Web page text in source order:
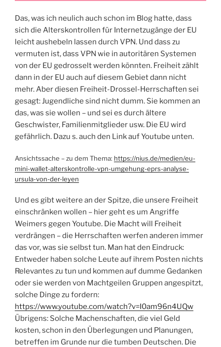
Das, was ich neulich auch schon im Blog hatte, dass
sich die Alterskontrollen für Internetzugänge der EU
leicht aushebeln lassen durch VPN. Und dass zu
vermuten ist, dass VPN wie in autoritären Systemen
von der EU gedrosselt werden könnten. Freiheit zählt
dann in der EU auch auf diesem Gebiet dann nicht
mehr. Aber diesen Freiheit-Drossel-Herrschaften sei
gesagt: Jugendliche sind nicht dumm. Sie kommen an
das, was sie wollen – und sei es durch ältere
Geschwister, Familienmitglieder usw. Die EU wird
gefährlich. Dazu s. auch den Link auf Youtube unten.
Ansichtssache – zu dem Thema: https://nius.de/medien/eu-
mini-wallet-alterskontrolle-vpn-umgehung-eprs-analyse-
ursula-von-der-leyen
Und es gibt weitere an der Spitze, die unsere Freiheit
einschränken wollen – hier geht es um Angriffe
Weimers gegen Youtube. Die Macht will Freiheit
verdrängen – die Herrschaften werfen anderen immer
das vor, was sie selbst tun. Man hat den Eindruck:
Entweder haben solche Leute auf ihrem Posten nichts
Relevantes zu tun und kommen auf dumme Gedanken
oder sie werden von Machtgeilen Gruppen angespitzt,
solche Dinge zu fordern:
https://www.youtube.com/watch?v=I0am96n4UQw
Übrigens: Solche Machenschaften, die viel Geld
kosten, schon in den Überlegungen und Planungen,
betreffen im Grunde nur die tumben Deutschen. Die